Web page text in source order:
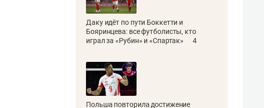
Даку идёт по пути Боккетти и
Бояринцева: все футболисты, кто
играл за «Рубин» и «Спартак»
4
Польша повторила достижение